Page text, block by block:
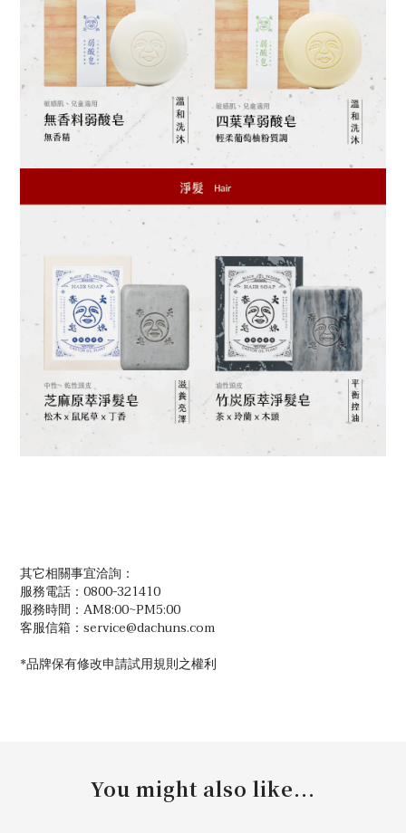
其它相關事宜洽詢：
服務電話：0800-321410
服務時間：AM8:00~PM5:00
客服信箱：service@dachuns.com
*品牌保有修改申請試用規則之權利
You might also like...